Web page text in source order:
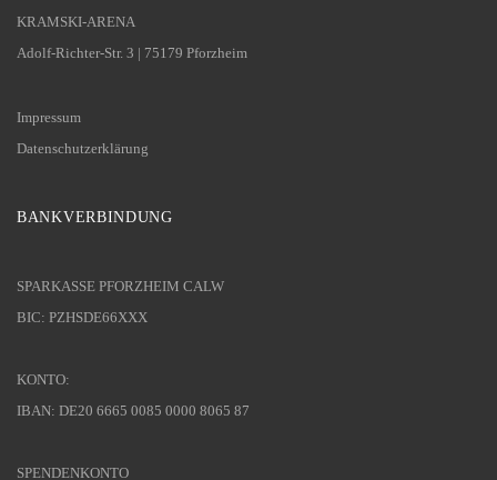
KRAMSKI-ARENA
Adolf-Richter-Str. 3 | 75179 Pforzheim
Impressum
Datenschutzerklärung
BANKVERBINDUNG
SPARKASSE PFORZHEIM CALW
BIC: PZHSDE66XXX
KONTO:
IBAN: DE20 6665 0085 0000 8065 87
SPENDENKONTO